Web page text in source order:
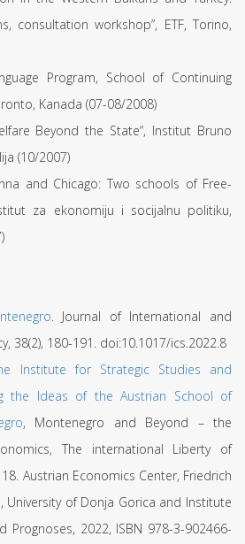
consultation workshop”, ETF, Torino,
Program, School of Continuing
Kanada (07-08/2008)
Beyond the State“, Institut Bruno
(10/2007)
and Chicago: Two schools of Free-
za ekonomiju i socijalnu politiku,
. Journal of International and
38(2), 180-191. doi:10.1017/ics.2022.8
Institute for Strategic Studies and
the Ideas of the Austrian School of
, Montenegro and Beyond – the
The international Liberty of
Austrian Economics Center, Friedrich
University of Donja Gorica and Institute
Prognoses, 2022, ISBN 978-3-902466-